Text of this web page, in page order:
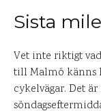
Sista
Vet inte riktigt
till Malmö känns
cykelvägar. Det